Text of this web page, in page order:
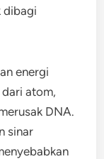
dibagi
energi
atom,
DNA.
sinar